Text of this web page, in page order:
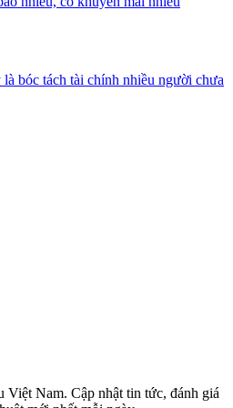
bóc tách tài chính nhiều người chưa
Việt Nam. Cập nhật tin tức, đánh giá